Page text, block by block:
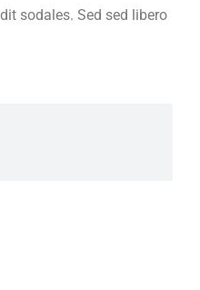
sodales. Sed sed libero